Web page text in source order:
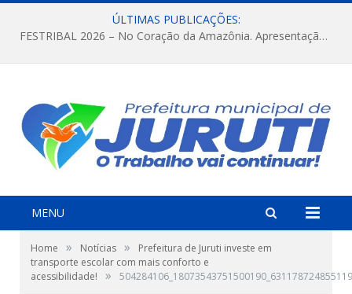
ÚLTIMAS PUBLICAÇÕES:
FESTRIBAL 2026 – No Coração da Amazônia. Apresentação da Munduruku.
MENU
Home » Notícias »
Prefeitura de Juruti investe em
transporte escolar com mais conforto e
acessibilidade!
»